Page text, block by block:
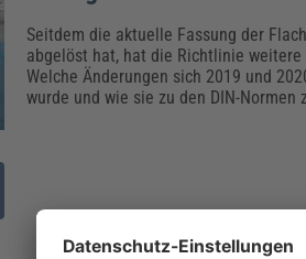
Seitdem die aktuelle Fassung der
abgelöst hat, hat die Richtlinie
Welche Änderungen sich 2019 und
wurde und wie sie zu den DIN-